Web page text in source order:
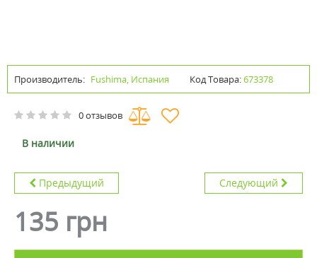
Производитель: Fushima, Испания Код Товара:673378
0 отзывов
В наличии
Предыдущий Следующий
135 грн